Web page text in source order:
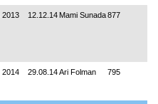
2013 12.12.14 Mami Sunada877
2014 29.08.14Ari Folman 795